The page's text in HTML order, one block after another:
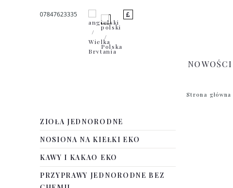
07847623335
NOWOŚCI
Strona główna
ZIOŁA JEDNORODNE
NOSIONA NA KIEŁKI EKO
KAWY I KAKAO EKO
PRZYPRAWY JEDNORODNE BEZ